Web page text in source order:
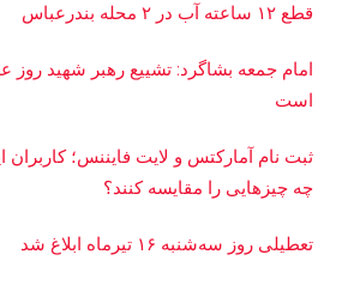
قطع ۱۲ ساعته آب در ۲ محله بندرعباس
امام جمعه بشاگرد: تشییع رهبر شهید روز
است
ثبت نام آمارکتس و لایت فایننس؛ کاربران
چه چیزهایی را مقایسه کنند؟
تعطیلی روز سه‌شنبه ۱۶ تیرماه ابلاغ شد